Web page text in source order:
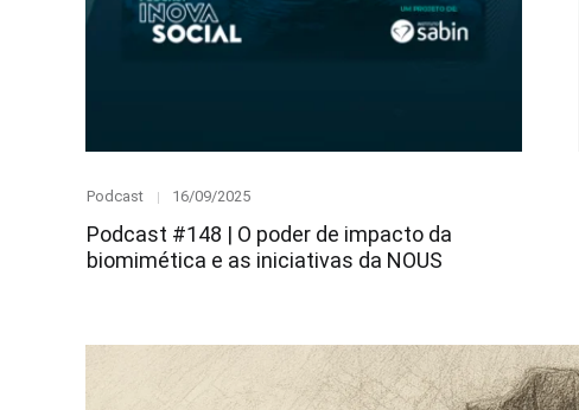
Category
Podcast
Posted
16/09/2025
Podcast #148 | O poder de impacto da
biomimética e as iniciativas da NOUS